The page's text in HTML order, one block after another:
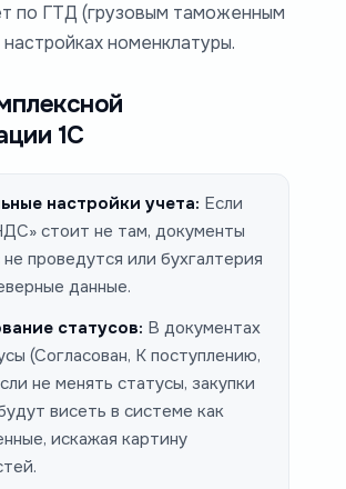
по ГТД (грузовым таможенным
номенклатуры.
1С
настройки учета: Если
стоит не там, документы
не проведутся или бухгалтерия
данные.
статусов: В документах
(Согласован, К поступлению,
не менять статусы, закупки
висеть в системе как
искажая картину